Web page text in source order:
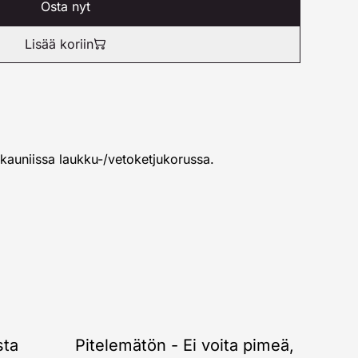
Osta nyt
Lisää koriin
laukku-/vetoketjukorussa.
Pitelemätön - Ei voita pimeä,